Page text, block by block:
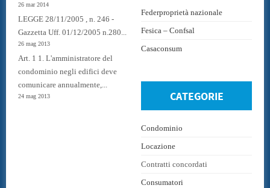
26 mar 2014
LEGGE 28/11/2005 , n. 246 -
Gazzetta Uff. 01/12/2005 n.280...
26 mag 2013
Art. 1 1. L'amministratore del
condominio negli edifici deve
comunicare annualmente,...
24 mag 2013
Federproprietà nazionale
Fesica – Confsal
Casaconsum
CATEGORIE
Condominio
Locazione
Contratti concordati
Consumatori